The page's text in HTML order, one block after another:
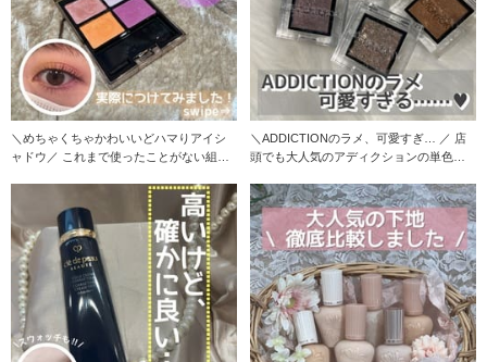
＼めちゃくちゃかわいいどハマりアイシ
ャドウ／ これまで使ったことがない組み
＼ADDICTIONのラメ、可愛すぎ… ／ 店
頭でも大人気のアディクションの単色シ